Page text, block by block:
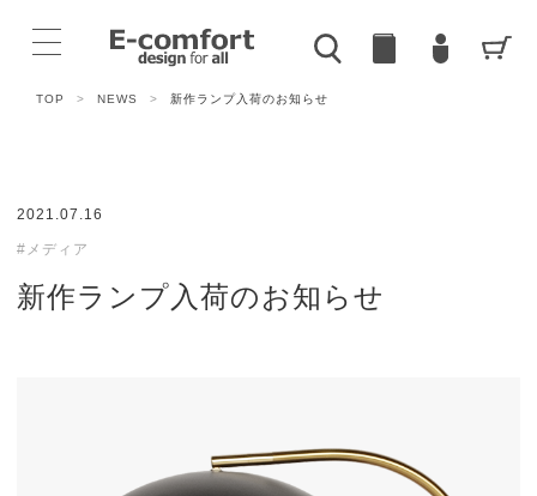
TOP > NEWS > 新作ランプ入荷のお知らせ
2021.07.16
#メディア
新作ランプ入荷のお知らせ